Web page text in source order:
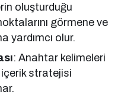
oluşturduğu
görmene ve
yardımcı olur.
: Anahtar kelimeleri
stratejisi